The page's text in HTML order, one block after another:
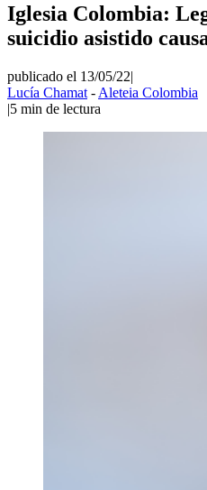
Iglesia Colombia:
suicidio asistido
publicado el 13/05/22|
Lucía Chamat - Aleteia Colombia
|5 min de lectura